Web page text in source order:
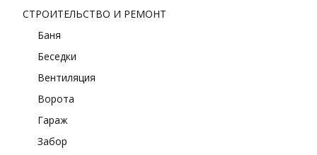
СТРОИТЕЛЬСТВО И РЕМОНТ
Баня
Беседки
Вентиляция
Ворота
Гараж
Забор